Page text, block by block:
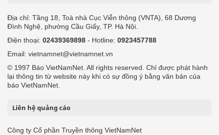
Địa chỉ: Tầng 18, Toà nhà Cục Viễn thông (VNTA), 68 Dương
Đình Nghệ, phường Cầu Giấy, TP. Hà Nội.
Điện thoại: 02439369898 - Hotline: 0923457788
Email: vietnamnet@vietnamnet.vn
© 1997 Báo VietNamNet. All rights reserved. Chỉ được phát hành
lại thông tin từ website này khi có sự đồng ý bằng văn bản của
báo VietNamNet.
Liên hệ quảng cáo
Công ty Cổ phần Truyền thông VietNamNet